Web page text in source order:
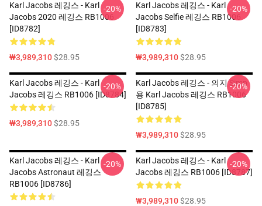
Karl Jacobs 레깅스 - Karl
Jacobs 2020 레깅스 RB1006
[ID8782]
₩3,989,310$28.95
-20%
Karl Jacobs 레깅스 - Karl
Jacobs Selfie 레깅스 RB1006
[ID8783]
₩3,989,310$28.95
-20%
Karl Jacobs 레깅스 - Karl
Jacobs 레깅스 RB1006 [ID8784]
₩3,989,310$28.95
-20%
Karl Jacobs 레깅스 - 의지 Simp
용 Karl Jacobs 레깅스 RB1006
[ID8785]
₩3,989,310$28.95
-20%
Karl Jacobs 레깅스 - Karl
Jacobs Astronaut 레깅스
RB1006 [ID8786]
-20%
Karl Jacobs 레깅스 - Karl
Jacobs 레깅스 RB1006 [ID8787]
₩3,989,310$28.95
-20%